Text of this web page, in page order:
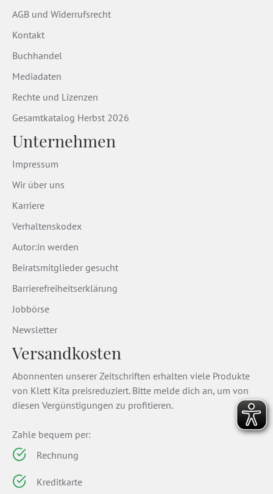
AGB und Widerrufsrecht
Kontakt
Buchhandel
Mediadaten
Rechte und Lizenzen
Gesamtkatalog Herbst 2026
Unternehmen
Impressum
Wir über uns
Karriere
Verhaltenskodex
Autor:in werden
Beiratsmitglieder gesucht
Barrierefreiheitserklärung
Jobbörse
Newsletter
Versandkosten
Abonnenten unserer Zeitschriften erhalten viele Produkte
von Klett Kita preisreduziert. Bitte melde dich an, um von
diesen Vergünstigungen zu profitieren.
Zahle bequem per:
Rechnung
Kreditkarte